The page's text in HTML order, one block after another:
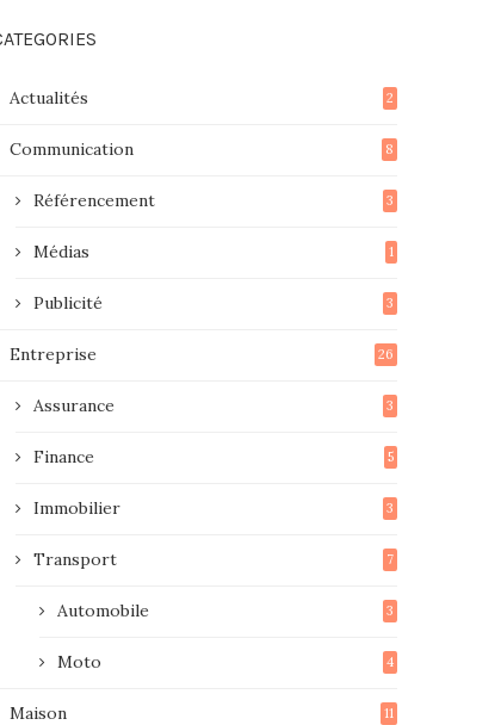
Actualités 2
Communication 8
Référencement 3
Médias 1
Publicité 3
Entreprise 26
Assurance 3
Finance 5
Immobilier 3
Transport 7
Automobile 3
Moto 4
Maison 11